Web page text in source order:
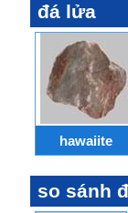
đá lửa
hawaiite
so sánh